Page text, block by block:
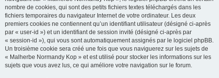
nombre de cookies, qui sont des petits fichiers textes téléchargés dans les
fichiers temporaires du navigateur Internet de votre ordinateur. Les deux
premiers cookies ne contiennent qu’un identifiant utilisateur (désigné ci-après
par « user-id ») et un identifiant de session invité (désigné ci-après par
« session-id »), qui vous sont automatiquement assignés par le logiciel phpBB.
Un troisième cookie sera créé une fois que vous naviguerez sur les sujets de
« Malherbe Normandy Kop » et est utilisé pour stocker les informations sur les
sujets que vous avez lus, ce qui améliore votre navigation sur le forum.